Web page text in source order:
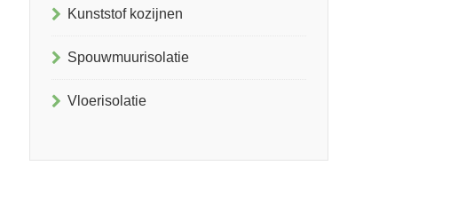
Kunststof kozijnen
Spouwmuurisolatie
Vloerisolatie